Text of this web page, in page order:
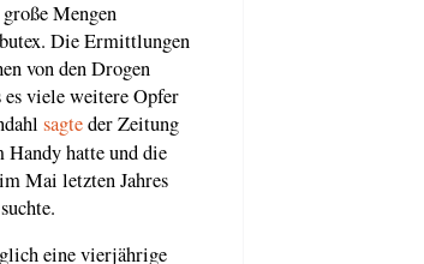
Mengen
Die Ermittlungen
von den Drogen
es viele weitere Opfer
sagteder Zeitung
Handy hatte und die
Mai letzten Jahres
eine vierjährige